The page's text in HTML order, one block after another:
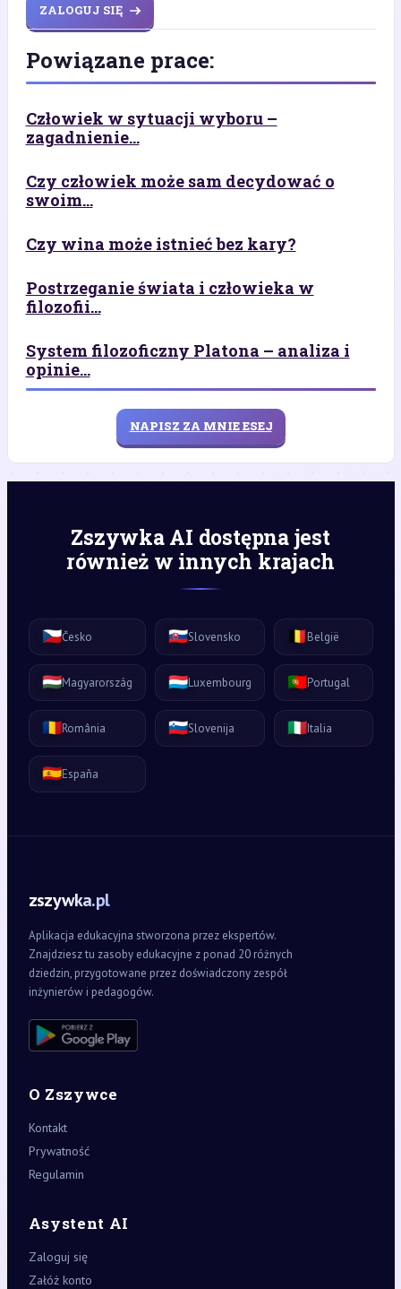
ZALOGUJ SIĘ
Powiązane prace:
Człowiek w sytuacji wyboru –
zagadnienie...
Czy człowiek może sam decydować o
swoim...
Czy wina może istnieć bez kary?
Postrzeganie świata i człowieka w
filozofii...
System filozoficzny Platona – analiza i
opinie...
NAPISZ ZA MNIE ESEJ
Zszywka AI dostępna jest
również w innych krajach
🇨🇿Česko 🇸🇰Slovensko 🇧🇪België
🇭🇺Magyarország 🇱🇺Luxembourg 🇵🇹Portugal
🇷🇴România 🇸🇮Slovenija 🇮🇹Italia
🇪🇸España
zszywka.pl
Aplikacja edukacyjna stworzona przez ekspertów.
Znajdziesz tu zasoby edukacyjne z ponad 20 różnych
dziedzin, przygotowane przez doświadczony zespół
inżynierów i pedagogów.
O Zszywce
Kontakt
Prywatność
Regulamin
Asystent AI
Zaloguj się
Załóż konto